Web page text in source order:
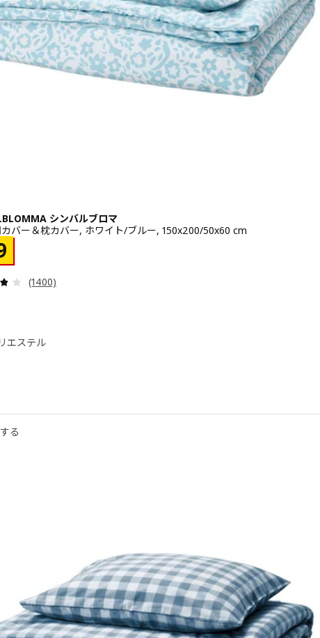
レッド/ストライプ, 150x200/50x60 cm
シンバルブロマ
バー＆枕カバー, ホワイト/ブルー, 150x200/50x60 cm
899
レビュー: 3.8 から 5 星です。 総レビュー数:
(1400)
エステル
る